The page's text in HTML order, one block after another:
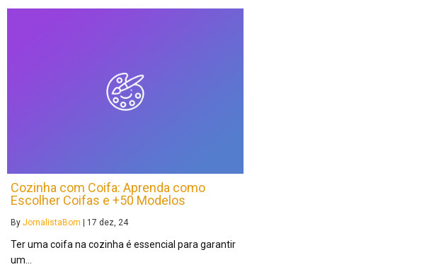
Cozinha com Coifa: Aprenda como
Escolher Coifas e +50 Modelos
By JornalistaBom | 17 dez, 24
Ter uma coifa na cozinha é essencial para garantir
um…